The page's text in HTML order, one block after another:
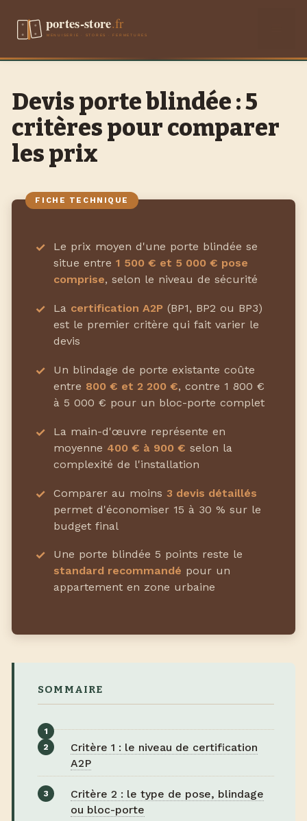
Devis porte blindée : 5
critères pour comparer
les prix
Le prix moyen d'une porte blindée se
situe entre1 500 € et 5 000 € pose
comprise, selon le niveau de sécurité
La certification A2P (BP1, BP2 ou BP3)
est le premier critère qui fait varier le
devis
Un blindage de porte existante coûte
entre 800 € et 2 200 €, contre 1 800 €
à 5 000 € pour un bloc-porte complet
La main-d'œuvre représente en
moyenne 400 € à 900 € selon la
complexité de l'installation
Comparer au moins 3 devis détaillés
permet d'économiser 15 à 30 % sur le
budget final
Une porte blindée 5 points reste le
standard recommandé pour un
appartement en zone urbaine
SOMMAIRE
Critère 1 : le niveau de certification
A2P
Critère 2 : le type de pose, blindage
ou bloc-porte